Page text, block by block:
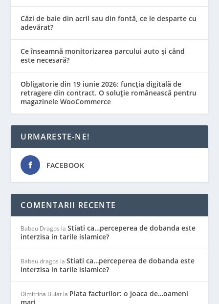
Căzi de baie din acril sau din fontă, ce le desparte cu
adevărat?
Ce înseamnă monitorizarea parcului auto și când
este necesară?
Obligatorie din 19 iunie 2026: funcția digitală de
retragere din contract. O soluție românească pentru
magazinele WooCommerce
URMARESTE-NE!
FACEBOOK
COMENTARII RECENTE
Babeu Dragos laStiati ca…perceperea de dobanda este
interzisa in tarile islamice?
Babeu dragos laStiati ca…perceperea de dobanda este
interzisa in tarile islamice?
Dimitrina Bulat la Plata facturilor: o joaca de…oameni